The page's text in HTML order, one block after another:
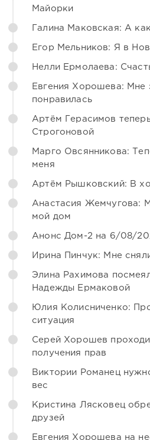
Майорки
Галина Маковская: А
Егор Мельников: Я в
Нелли Ермолаева:
Евгения Хорошева: Мне
понравилась
Артём Герасимов
Строгоновой
Марго Овсянникова:
меня
Артём Рышковский: В
Анастасия Жемчугова:
мой дом
Анонс Дом-2 на 6/08/
Ирина Пинчук: Мне
Элина Рахимова
Надежды Ермаковой
Юлия Колисниченко:
ситуация
Серей Хорошев
получения прав
Виктории Романец
вес
Кристина Лясковец
друзей
Евгения Хорошева на